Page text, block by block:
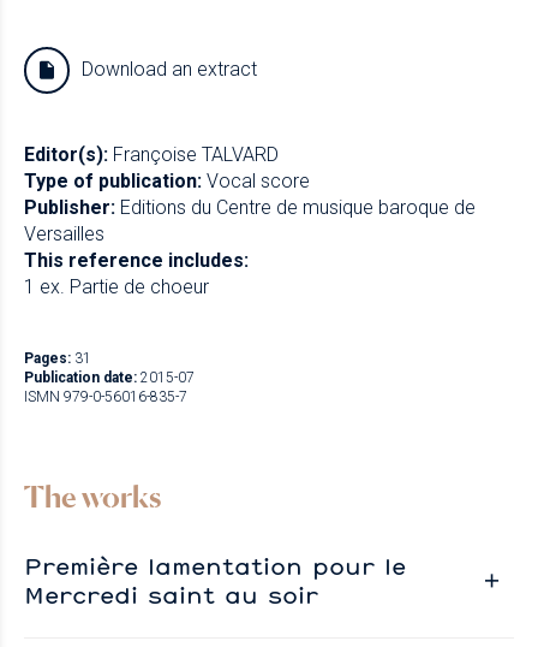
Download an extract
Editor(s): Françoise TALVARD
Type of publication: Vocal score
Publisher: Editions du Centre de musique baroque de
Versailles
This reference includes:
1 ex. Partie de choeur
Pages: 31
Publication date: 2015-07
ISMN 979-0-56016-835-7
The works
Première lamentation pour le
Mercredi saint au soir